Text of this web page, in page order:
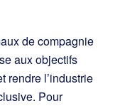
de compagnie
aux objectifs
rendre l’industrie
Pour